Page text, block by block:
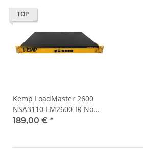
TOP
Kemp LoadMaster 2600
NSA3110-LM2600-IR No
SSD No OS
189,00 € *